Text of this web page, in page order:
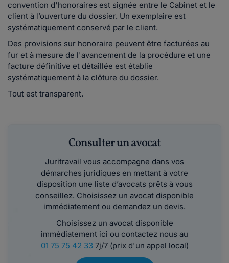
convention d'honoraires est signée entre le Cabinet et le
client à l’ouverture du dossier. Un exemplaire est
systématiquement conservé par le client.
Des provisions sur honoraire peuvent être facturées au
fur et à mesure de l'avancement de la procédure et une
facture définitive et détaillée est établie
systématiquement à la clôture du dossier.
Tout est transparent.
Consulter un avocat
Juritravail vous accompagne dans vos
démarches juridiques en mettant à votre
disposition une liste d’avocats prêts à vous
conseillez. Choisissez un avocat disponible
immédiatement ou demandez un devis.
Choisissez un avocat disponible
immédiatement ici ou contactez nous au
01 75 75 42 337j/7 (prix d'un appel local)